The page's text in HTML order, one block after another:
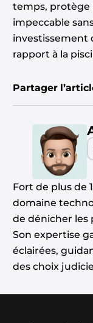
temps, protège
impeccable
investissement
rapport à la
Partager
Fort de plus de
domaine
de dénicher les
Son expertise
éclairées,
des choix